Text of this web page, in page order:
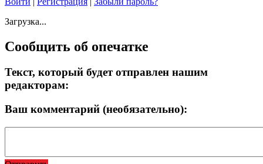
Загрузка...
Сообщить об опечатке
Текст, который будет отправлен нашим
редакторам:
Ваш комментарий (необязательно):